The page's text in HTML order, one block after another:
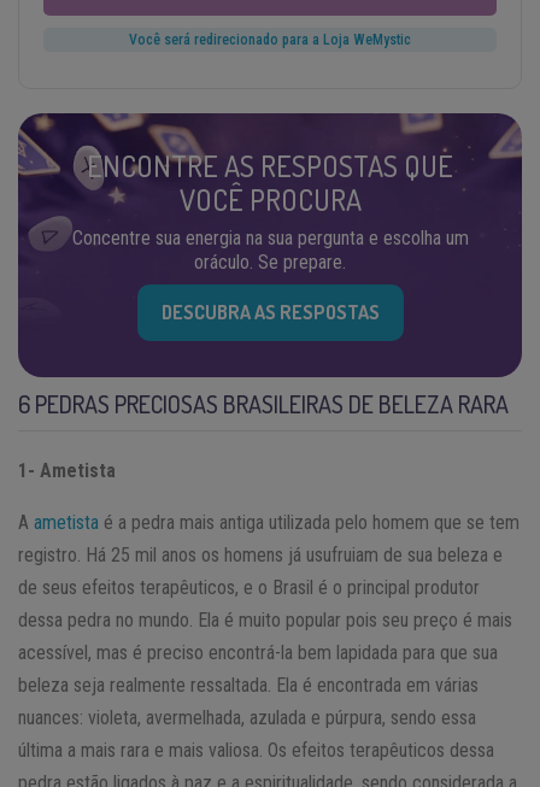
Você será redirecionado para a Loja WeMystic
ENCONTRE AS RESPOSTAS QUE
VOCÊ PROCURA
Concentre sua energia na sua pergunta e escolha um
oráculo. Se prepare.
DESCUBRA AS RESPOSTAS
6 PEDRAS PRECIOSAS BRASILEIRAS DE BELEZA RARA
1- Ametista
A ametista é a pedra mais antiga utilizada pelo homem que se tem
registro. Há 25 mil anos os homens já usufruiam de sua beleza e
de seus efeitos terapêuticos, e o Brasil é o principal produtor
dessa pedra no mundo. Ela é muito popular pois seu preço é mais
acessível, mas é preciso encontrá-la bem lapidada para que sua
beleza seja realmente ressaltada. Ela é encontrada em várias
nuances: violeta, avermelhada, azulada e púrpura, sendo essa
última a mais rara e mais valiosa. Os efeitos terapêuticos dessa
pedra estão ligados à paz e a espiritualidade, sendo considerada a